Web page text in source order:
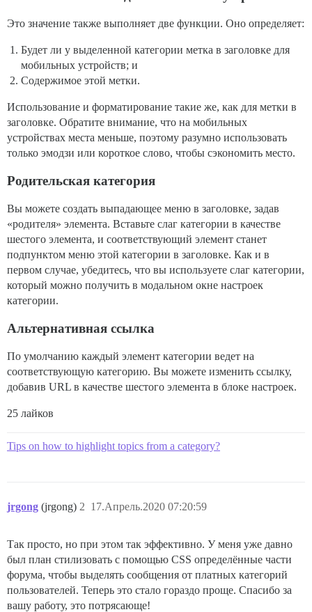
Это значение также выполняет две функции. Оно определяет:
Будет ли у выделенной категории метка в заголовке для
мобильных устройств; и
Содержимое этой метки.
Использование и форматирование такие же, как для метки в
заголовке. Обратите внимание, что на мобильных
устройствах места меньше, поэтому разумно использовать
только эмодзи или короткое слово, чтобы сэкономить место.
Родительская категория
Вы можете создать выпадающее меню в заголовке, задав
«родителя» элемента. Вставьте слаг категории в качестве
шестого элемента, и соответствующий элемент станет
подпунктом меню этой категории в заголовке. Как и в
первом случае, убедитесь, что вы используете слаг категории,
который можно получить в модальном окне настроек
категории.
Альтернативная ссылка
По умолчанию каждый элемент категории ведет на
соответствующую категорию. Вы можете изменить ссылку,
добавив URL в качестве шестого элемента в блоке настроек.
25 лайков
Tips on how to highlight topics from a category?
jrgong (jrgong) 17.Апрель.2020 07:20:59
2
Так просто, но при этом так эффективно. У меня уже давно
был план стилизовать с помощью CSS определённые части
форума, чтобы выделять сообщения от платных категорий
пользователей. Теперь это стало гораздо проще. Спасибо за
вашу работу, это потрясающе!